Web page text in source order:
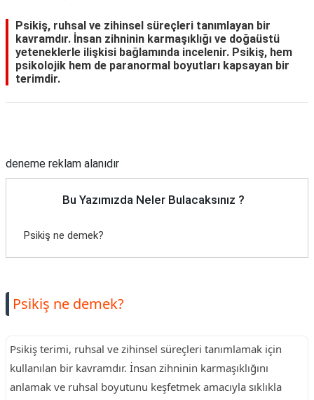
Psikiş, ruhsal ve zihinsel süreçleri tanımlayan bir
kavramdır. İnsan zihninin karmaşıklığı ve doğaüstü
yeteneklerle ilişkisi bağlamında incelenir. Psikiş, hem
psikolojik hem de paranormal boyutları kapsayan bir
terimdir.
deneme reklam alanıdır
Bu Yazımızda Neler Bulacaksınız ?
Psikiş ne demek?
Psikiş ne demek?
Psikiş terimi, ruhsal ve zihinsel süreçleri tanımlamak için
kullanılan bir kavramdır. İnsan zihninin karmaşıklığını
anlamak ve ruhsal boyutunu keşfetmek amacıyla sıklıkla